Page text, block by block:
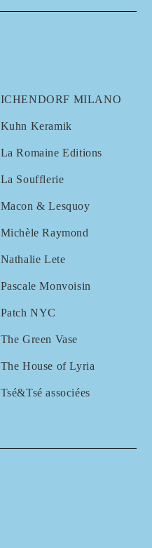
ICHENDORF MILANO
Kuhn Keramik
La Romaine Editions
La Soufflerie
Macon & Lesquoy
Michèle Raymond
Nathalie Lete
Pascale Monvoisin
Patch NYC
The Green Vase
The House of Lyria
Tsé&Tsé associées